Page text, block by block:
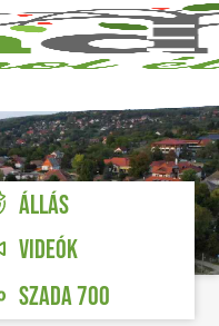
ÁLLÁS
VIDEÓK
SZADA 700